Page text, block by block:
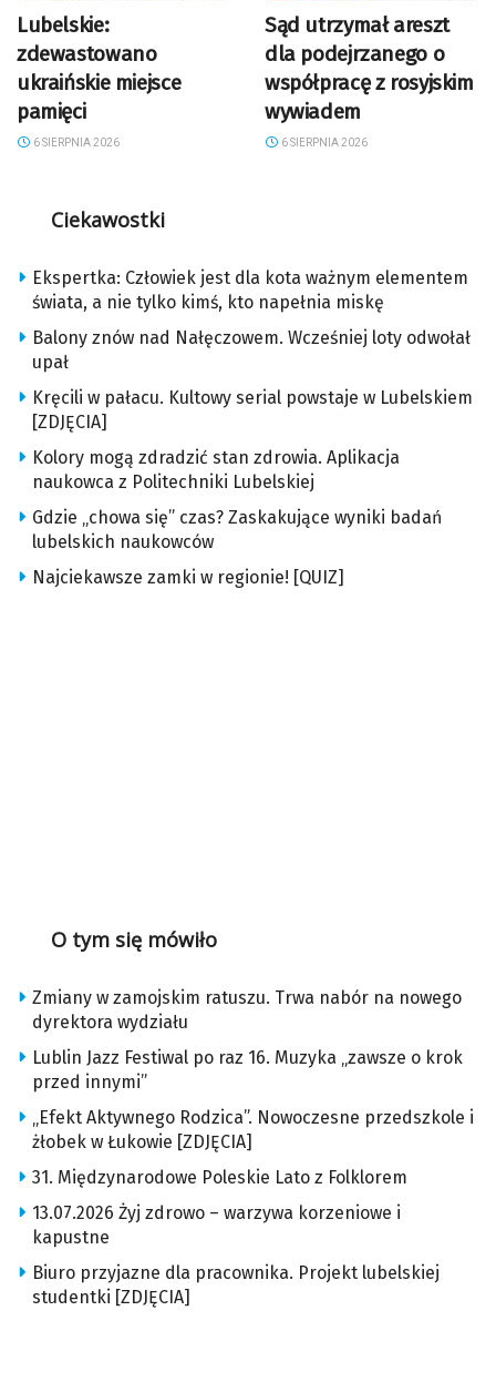
Lubelskie:
zdewastowano
ukraińskie miejsce
pamięci
6 SIERPNIA 2026
Sąd utrzymał areszt
dla podejrzanego o
współpracę z rosyjskim
wywiadem
6 SIERPNIA 2026
Ciekawostki
Ekspertka: Człowiek jest dla kota ważnym elementem
świata, a nie tylko kimś, kto napełnia miskę
Balony znów nad Nałęczowem. Wcześniej loty odwołał
upał
Kręcili w pałacu. Kultowy serial powstaje w Lubelskiem
[ZDJĘCIA]
Kolory mogą zdradzić stan zdrowia. Aplikacja
naukowca z Politechniki Lubelskiej
Gdzie „chowa się” czas? Zaskakujące wyniki badań
lubelskich naukowców
Najciekawsze zamki w regionie! [QUIZ]
O tym się mówiło
Zmiany w zamojskim ratuszu. Trwa nabór na nowego
dyrektora wydziału
Lublin Jazz Festiwal po raz 16. Muzyka „zawsze o krok
przed innymi”
„Efekt Aktywnego Rodzica”. Nowoczesne przedszkole i
żłobek w Łukowie [ZDJĘCIA]
31. Międzynarodowe Poleskie Lato z Folklorem
13.07.2026 Żyj zdrowo – warzywa korzeniowe i
kapustne
Biuro przyjazne dla pracownika. Projekt lubelskiej
studentki [ZDJĘCIA]